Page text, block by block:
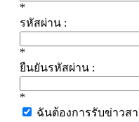
*
รหัสผ่าน :
*
ยืนยันรหัสผ่าน :
*
ฉันต้องการรับข่าวส